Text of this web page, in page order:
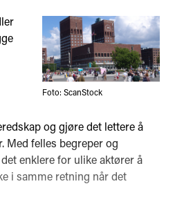
Foto: ScanStock
og gjøre det lettere å
Med felles begreper og
enklere for ulike aktører å
i samme retning når det